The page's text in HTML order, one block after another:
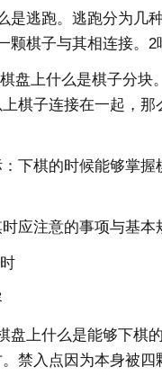
是逃跑。逃跑分为几
颗棋子与其相连接。2
盘上什么是棋子分块
棋子连接在一起，那
下棋的时候能够掌握
应注意的事项与基本
盘上什么是能够下棋
禁入点因为本身被四